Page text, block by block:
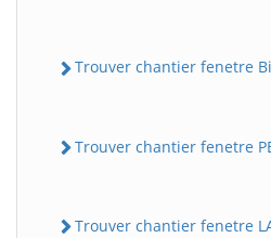
Trouver chantier fenetre
Trouver chantier fenetre
Trouver chantier fenetre LA